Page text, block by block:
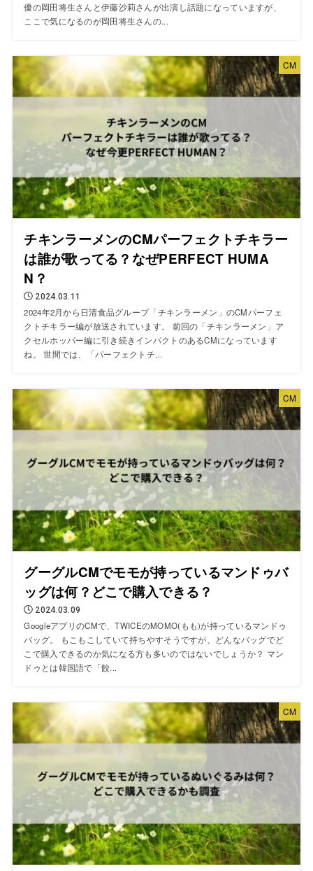
優の岡田将生さんと伊藤沙莉さんが出演し話題になっていますが、
ここで気になるのが岡田将生さんの...
CM
チキンラーメンのCMパーフェクトチキラー
は誰が歌ってる？なぜPERFECT HUMA
N？
2024.03.11
2024年2月から日清食品グループ「チキンラーメン」のCMパーフェ
クトチキラー編が放送されています。 前回の「チキンラーメン」ア
クセルホッパー編に引き続きインパクトのあるCMになっています
ね。 世間では、「パーフェクトチ...
CM
グーグルCMでモモが持っているマンドゥバ
ッグは何？どこで購入できる？
2024.03.09
GoogleアプリのCMで、TWICEのMOMO(もも)が持っているマンドゥ
バッグ。 もこもこしていて持ちやすそうですが、どんなバッグでど
こで購入できるのか気になる方も多いのではないでしょうか？ マン
ドゥとは韓国語で「餃...
CM